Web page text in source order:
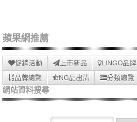
蘋果網推薦
促銷活動 上市新品
LINGO品牌
品牌總覽
NG品出清 分類總覽
網站資料搜尋